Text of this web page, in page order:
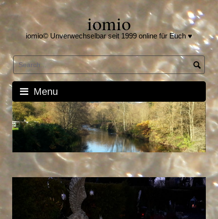
Skip
content
iomio
iomio© Unverwechselbar seit 1999 online für Euch ♥
Menu